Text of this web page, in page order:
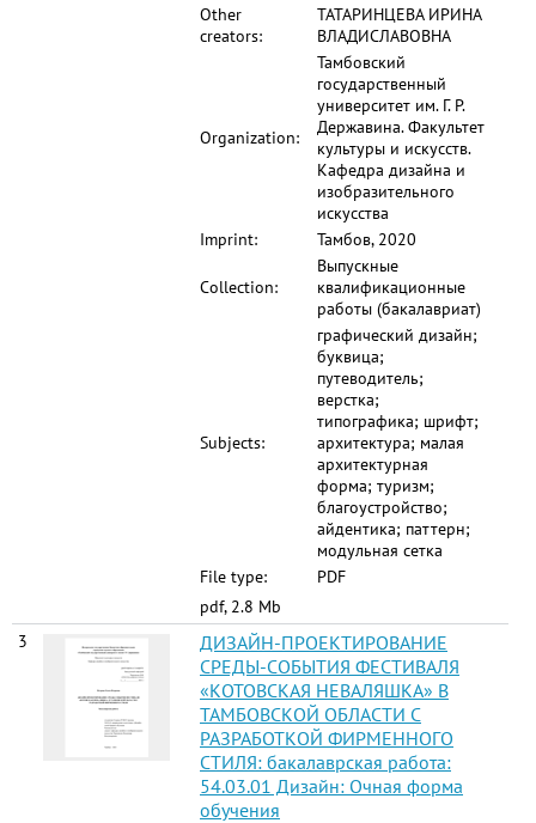
Other
creators:
ТАТАРИНЦЕВА ИРИНА
ВЛАДИСЛАВОВНА
Organization:
Тамбовский
государственный
университет им. Г. Р.
Державина. Факультет
культуры и искусств.
Кафедра дизайна и
изобразительного
искусства
Imprint:
Тамбов, 2020
Collection:
Выпускные
квалификационные
работы (бакалавриат)
Subjects:
графический дизайн;
буквица;
путеводитель;
верстка;
типографика; шрифт;
архитектура; малая
архитектурная
форма; туризм;
благоустройство;
айдентика; паттерн;
модульная сетка
File type:
PDF
pdf, 2.8 Mb
3
ДИЗАЙН-ПРОЕКТИРОВАНИЕ
СРЕДЫ-СОБЫТИЯ ФЕСТИВАЛЯ
«КОТОВСКАЯ НЕВАЛЯШКА» В
ТАМБОВСКОЙ ОБЛАСТИ С
РАЗРАБОТКОЙ ФИРМЕННОГО
СТИЛЯ: бакалаврская работа:
54.03.01 Дизайн: Очная форма
обучения